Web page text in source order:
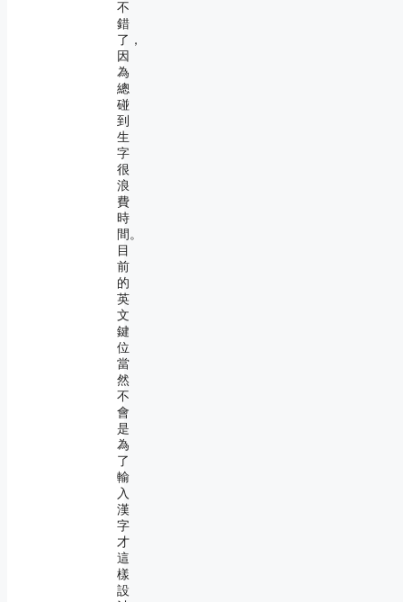
不
錯
了，
因
為
總
碰
到
生
字
很
浪
費
時
間。
目
前
的
英
文
鍵
位
當
然
不
會
是
為
了
輸
入
漢
字
才
這
樣
設